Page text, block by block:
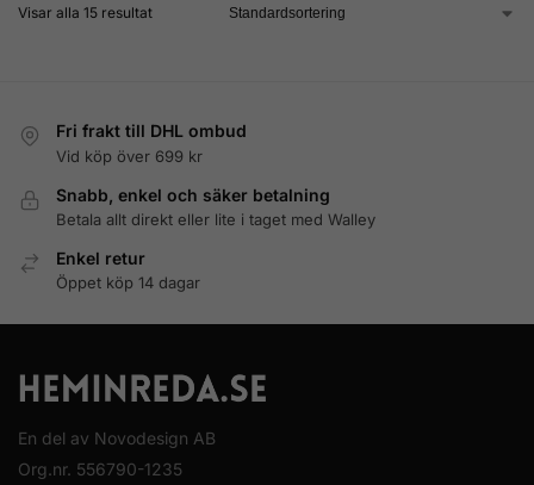
Visar alla 15 resultat
Fri frakt till DHL ombud
Vid köp över 699 kr
Snabb, enkel och säker betalning
Betala allt direkt eller lite i taget med Walley
Enkel retur
Öppet köp 14 dagar
En del av Novodesign AB
Org.nr. 556790-1235